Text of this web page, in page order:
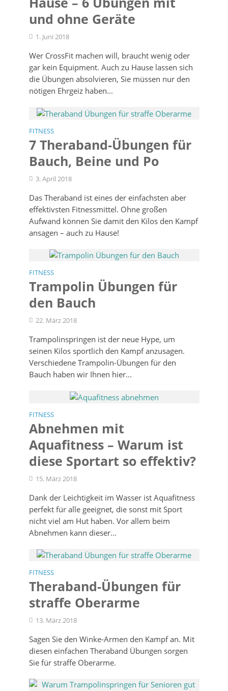
und ohne Geräte
1. Juni 2018
Wer CrossFit machen will, braucht wenig oder
gar kein Equipment. Auch zu Hause lassen sich
die Übungen absolvieren, Sie müssen nur den
nötigen Ehrgeiz haben...
FITNESS
7 Theraband-Übungen für
Bauch, Beine und Po
3. April 2018
Das Theraband ist eines der einfachsten aber
effektivsten Fitnessmittel. Ohne großen
Aufwand können Sie damit den Kilos den Kampf
ansagen – auch zu Hause!
FITNESS
Trampolin Übungen für
den Bauch
22. März 2018
Trampolinspringen ist der neue Hype, um
seinen Kilos sportlich den Kampf anzusagen.
Verschiedene Trampolin-Übungen für den
Bauch haben wir Ihnen hier...
FITNESS
Abnehmen mit
Aquafitness – Warum ist
diese Sportart so effektiv?
15. März 2018
Dank der Leichtigkeit im Wasser ist Aquafitness
perfekt für alle geeignet, die sonst mit Sport
nicht viel am Hut haben. Vor allem beim
Abnehmen kann dieser...
FITNESS
Theraband-Übungen für
straffe Oberarme
13. März 2018
Sagen Sie den Winke-Armen den Kampf an. Mit
diesen einfachen Theraband Übungen sorgen
Sie für straffe Oberarme.